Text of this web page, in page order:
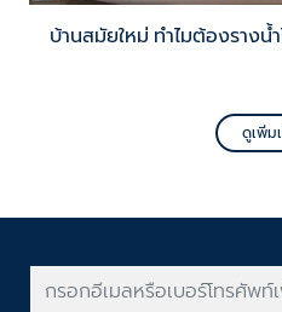
บ้านสมัยใหม่ ทำไมต้องรางน้
ดูเพิ่ม